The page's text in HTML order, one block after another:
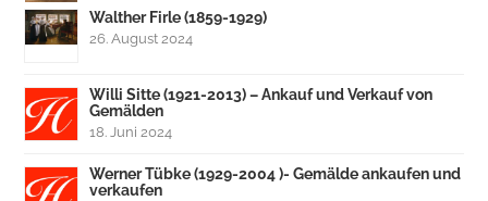
Walther Firle (1859-1929)
26. August 2024
Willi Sitte (1921-2013) – Ankauf und Verkauf von
Gemälden
18. Juni 2024
Werner Tübke (1929-2004 )- Gemälde ankaufen und
verkaufen